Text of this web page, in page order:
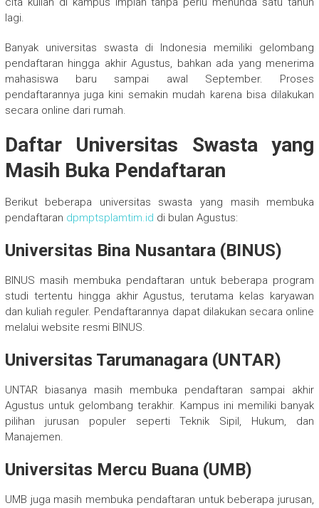
lagi.
Banyak universitas swasta di Indonesia memiliki gelombang
pendaftaran hingga akhir Agustus, bahkan ada yang menerima
mahasiswa baru sampai awal September. Proses
pendaftarannya juga kini semakin mudah karena bisa dilakukan
secara online dari rumah.
Daftar Universitas Swasta yang
Masih Buka Pendaftaran
Berikut beberapa universitas swasta yang masih membuka
pendaftaran dpmptsplamtim.id di bulan Agustus:
Universitas Bina Nusantara (BINUS)
BINUS masih membuka pendaftaran untuk beberapa program
studi tertentu hingga akhir Agustus, terutama kelas karyawan
dan kuliah reguler. Pendaftarannya dapat dilakukan secara online
melalui website resmi BINUS.
Universitas Tarumanagara (UNTAR)
UNTAR biasanya masih membuka pendaftaran sampai akhir
Agustus untuk gelombang terakhir. Kampus ini memiliki banyak
pilihan jurusan populer seperti Teknik Sipil, Hukum, dan
Manajemen.
Universitas Mercu Buana (UMB)
UMB juga masih membuka pendaftaran untuk beberapa jurusan,